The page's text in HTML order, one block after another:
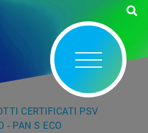
CERTIFICATI PSV
- PAN S ECO